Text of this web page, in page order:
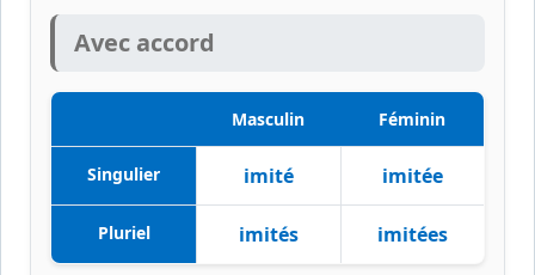
Avec accord
Masculin Féminin
Singulier imité imitée
Pluriel imités imitées